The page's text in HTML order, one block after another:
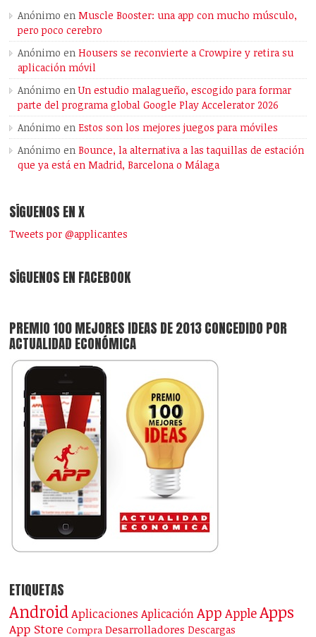
Anónimo enMuscle Booster: una app con mucho músculo,
pero poco cerebro
Anónimo enHousers se reconvierte a Crowpire y retira su
aplicación móvil
Anónimo enUn estudio malagueño, escogido para formar
parte del programa global Google Play Accelerator 2026
Anónimo enEstos son los mejores juegos para móviles
Anónimo enBounce, la alternativa a las taquillas de estación
que ya está en Madrid, Barcelona o Málaga
SÍGUENOS EN X
Tweets por @applicantes
SÍGUENOS EN FACEBOOK
PREMIO 100 MEJORES IDEAS DE 2013 CONCEDIDO POR
ACTUALIDAD ECONÓMICA
ETIQUETAS
Android Aplicaciones Aplicación App AppleApps
App Store Compra Desarrolladores Descargas